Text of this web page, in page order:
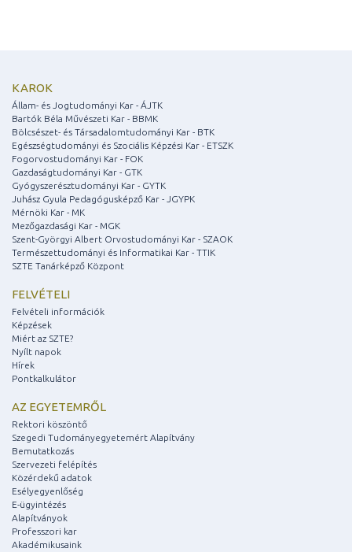
KAROK
Állam- és Jogtudományi Kar - ÁJTK
Bartók Béla Művészeti Kar - BBMK
Bölcsészet- és Társadalomtudományi Kar - BTK
Egészségtudományi és Szociális Képzési Kar - ETSZK
Fogorvostudományi Kar - FOK
Gazdaságtudományi Kar - GTK
Gyógyszerésztudományi Kar - GYTK
Juhász Gyula Pedagógusképző Kar - JGYPK
Mérnöki Kar - MK
Mezőgazdasági Kar - MGK
Szent-Györgyi Albert Orvostudományi Kar - SZAOK
Természettudományi és Informatikai Kar - TTIK
SZTE Tanárképző Központ
FELVÉTELI
Felvételi információk
Képzések
Miért az SZTE?
Nyílt napok
Hírek
Pontkalkulátor
AZ EGYETEMRŐL
Rektori köszöntő
Szegedi Tudományegyetemért Alapítvány
Bemutatkozás
Szervezeti felépítés
Közérdekű adatok
Esélyegyenlőség
E-ügyintézés
Alapítványok
Professzori kar
Akadémikusaink